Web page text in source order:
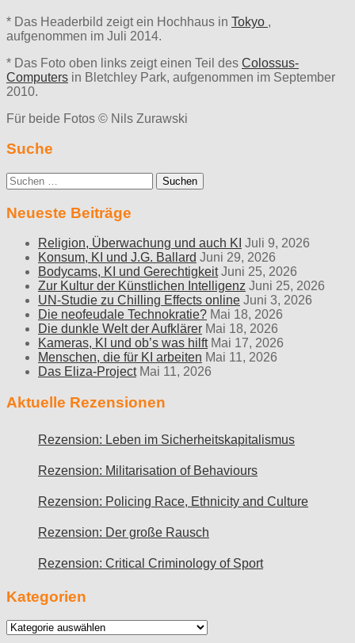
* Das Headerbild zeigt ein Hochhaus in Tokyo ,
aufgenommen im Juli 2014.
* Das Foto oben links zeigt einen Teil des Colossus-
Computers in Bletchley Park, aufgenommen im September
2010.
Für beide Fotos © Nils Zurawski
Suche
Suche
nach:
Neueste Beiträge
Religion, Überwachung und auch KI Juli 9, 2026
Konsum, KI und J.G. Ballard Juni 29, 2026
Bodycams, KI und Gerechtigkeit Juni 25, 2026
Zur Kultur der Künstlichen Intelligenz Juni 25, 2026
UN-Studie zu Chilling Effects online Juni 3, 2026
Die neofeudale Technokratie? Mai 18, 2026
Die dunkle Welt der Aufklärer Mai 18, 2026
Kameras, KI und ob’s was hilft Mai 17, 2026
Menschen, die für KI arbeiten Mai 11, 2026
Das Eliza-Project Mai 11, 2026
Aktuelle Rezensionen
Rezension: Leben im Sicherheitskapitalismus
Rezension: Militarisation of Behaviours
Rezension: Policing Race, Ethnicity and Culture
Rezension: Der große Rausch
Rezension: Critical Criminology of Sport
Kategorien
Kategorien